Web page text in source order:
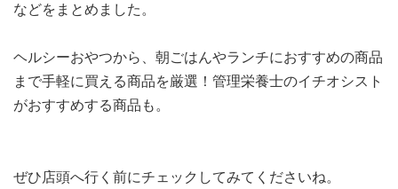
などをまとめました。
ヘルシーおやつから、朝ごはんやランチにおすすめの商品
まで手軽に買える商品を厳選！管理栄養士のイチオシスト
がおすすめする商品も。
ぜひ店頭へ行く前にチェックしてみてくださいね。